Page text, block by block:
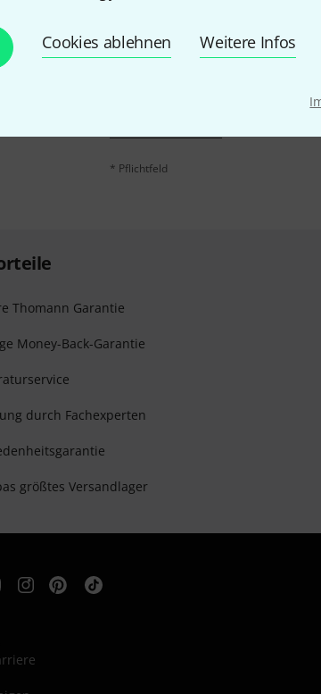
Cookies ablehnen Weitere Infos
Glück
E-Mail-Adresse*
Mit Klick auf „Jetzt anmelden“ stimmen
Nutzungsverhaltens zu. Die Abmeldung
* Pflichtfeld
Thomann Garantie
Money-Back-Garantie
durch Fachexperten
größtes Versandlager